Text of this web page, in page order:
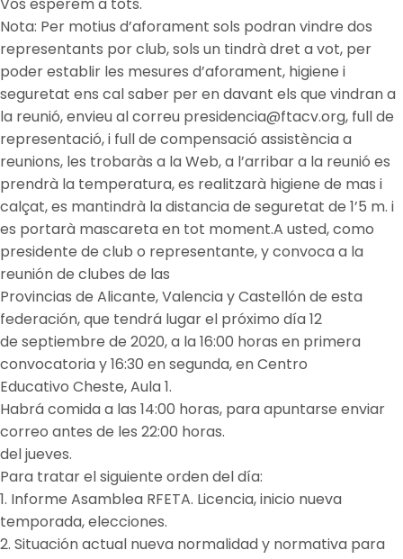
Nota: Per motius d’aforament sols podran vindre dos
representants por club, sols un tindrà dret a vot, per
poder establir les mesures d’aforament, higiene i
seguretat ens cal saber per en davant els que vindran a
la reunió, envieu al correu presidencia@ftacv.org, full de
representació, i full de compensació assistència a
reunions, les trobaràs a la Web, a l’arribar a la reunió es
prendrà la temperatura, es realitzarà higiene de mas i
calçat, es mantindrà la distancia de seguretat de 1’5 m. i
es portarà mascareta en tot moment.A usted, como
presidente de club o representante, y convoca a la
reunión de clubes de las
Provincias de Alicante, Valencia y Castellón de esta
federación, que tendrá lugar el próximo día 12
de septiembre de 2020, a la 16:00 horas en primera
convocatoria y 16:30 en segunda, en Centro
Educativo Cheste, Aula 1.
Habrá comida a las 14:00 horas, para apuntarse enviar
correo antes de les 22:00 horas.
del jueves.
Para tratar el siguiente orden del día:
1. Informe Asamblea RFETA. Licencia, inicio nueva
temporada, elecciones.
2. Situación actual nueva normalidad y normativa para